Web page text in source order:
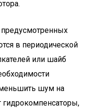
предусмотренных
в периодической
или шайб
шум на
гидрокомпенсаторы,